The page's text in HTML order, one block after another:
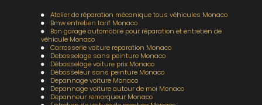
Atelier de réparation mécanique tous véhicules Monaco
Bmw entretien tarif Monaco
Bon garage automobile pour réparation et entretien de
véhicule Monaco
Carrosserie voiture reparation Monaco
Debosselage sans peinture Monaco
Débosselage voiture prix Monaco
Débosseleur sans peinture Monaco
Depannage voiture Monaco
Depannage voiture autour de moi Monaco
Depanneur remorqueur Monaco